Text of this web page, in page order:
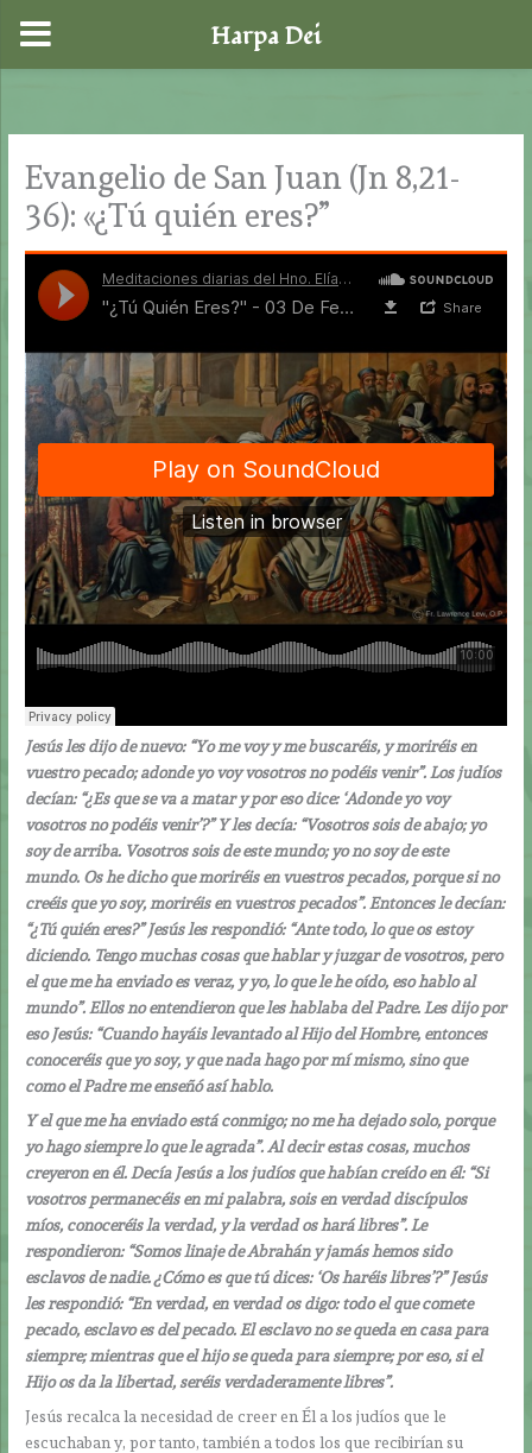
contenido
Evangelio de San Juan (Jn 8,21-
36): «¿Tú quién eres?”
Jesús les dijo de nuevo: “Yo me voy y me buscaréis, y moriréis en
vuestro pecado; adonde yo voy vosotros no podéis venir”. Los judíos
decían: “¿Es que se va a matar y por eso dice: ‘Adonde yo voy
vosotros no podéis venir’?” Y les decía: “Vosotros sois de abajo; yo
soy de arriba. Vosotros sois de este mundo; yo no soy de este
mundo. Os he dicho que moriréis en vuestros pecados, porque si no
creéis que yo soy, moriréis en vuestros pecados”. Entonces le decían:
“¿Tú quién eres?” Jesús les respondió: “Ante todo, lo que os estoy
diciendo. Tengo muchas cosas que hablar y juzgar de vosotros, pero
el que me ha enviado es veraz, y yo, lo que le he oído, eso hablo al
mundo”. Ellos no entendieron que les hablaba del Padre. Les dijo por
eso Jesús: “Cuando hayáis levantado al Hijo del Hombre, entonces
conoceréis que yo soy, y que nada hago por mí mismo, sino que
como el Padre me enseñó así hablo.
Y el que me ha enviado está conmigo; no me ha dejado solo, porque
yo hago siempre lo que le agrada”. Al decir estas cosas, muchos
creyeron en él. Decía Jesús a los judíos que habían creído en él: “Si
vosotros permanecéis en mi palabra, sois en verdad discípulos
míos, conoceréis la verdad, y la verdad os hará libres”. Le
respondieron: “Somos linaje de Abrahán y jamás hemos sido
esclavos de nadie. ¿Cómo es que tú dices: ‘Os haréis libres’?” Jesús
les respondió: “En verdad, en verdad os digo: todo el que comete
pecado, esclavo es del pecado. El esclavo no se queda en casa para
siempre; mientras que el hijo se queda para siempre; por eso, si el
Hijo os da la libertad, seréis verdaderamente libres”.
Jesús recalca la necesidad de creer en Él a los judíos que le
escuchaban y, por tanto, también a todos los que recibirían su
Harpa Dei